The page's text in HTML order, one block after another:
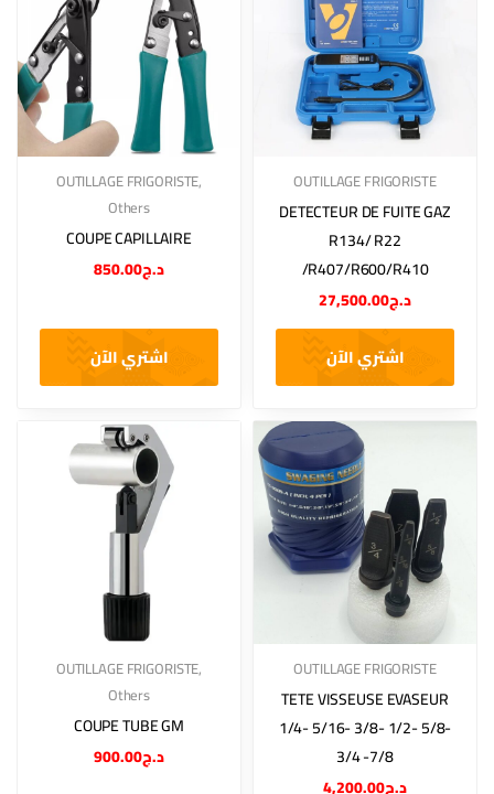
OUTILLAGE FRIGORISTE,
Others
COUPE CAPILLAIRE
د.ج850.00
اشتري الآن
OUTILLAGE FRIGORISTE
DETECTEUR DE FUITE GAZ
R134/ R22
/R407/R600/R410
د.ج27,500.00
اشتري الآن
OUTILLAGE FRIGORISTE,
Others
COUPE TUBE GM
د.ج900.00
OUTILLAGE FRIGORISTE
TETE VISSEUSE EVASEUR
1/4- 5/16- 3/8- 1/2- 5/8-
3/4 -7/8
د.ج4,200.00